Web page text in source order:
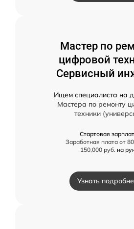
Мастер по
цифровой
Сервисный
Ищем специалиста на
Мастера по ремонту
техники
Стартовая
Заработная плата от
150,000 руб. на
Узнать